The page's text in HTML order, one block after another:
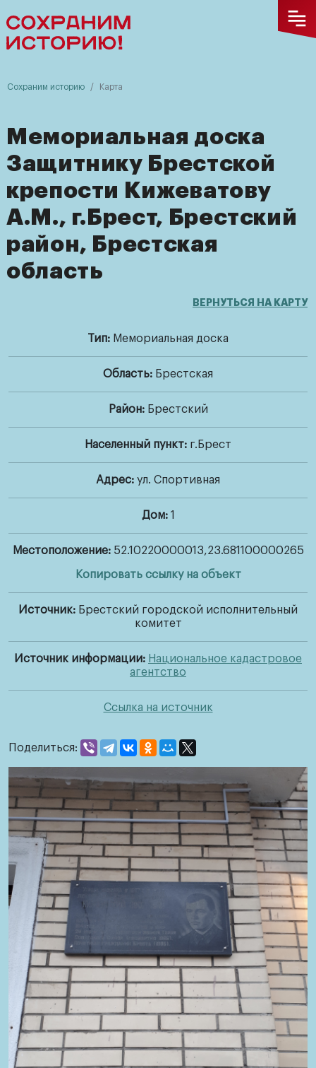
Сохраним
историю
О
проекте
Карта
Новости
истории
проекты
Книга
памяти
звездой
Шаг
в
историю
Беларусь
кистью
потомков
Маяки
памяти
Наши
контакты
Обратная
Сохраним историю Карта
Мемориальная доска
Защитнику Брестской
крепости Кижеватову
А.М., г.Брест, Брестский
район, Брестская
область
ВЕРНУТЬСЯ НА КАРТУ
Тип: Мемориальная доска
Область: Брестская
Район:Брестский
Населенный пункт: г.Брест
Адрес: ул. Спортивная
Дом:1
Местоположение:52.10220000013,23.681100000265
Копировать ссылку на объект
Источник: Брестский городской исполнительный
комитет
Источник информации: Национальное кадастровое
агентство
Ссылка на источник
Поделиться: